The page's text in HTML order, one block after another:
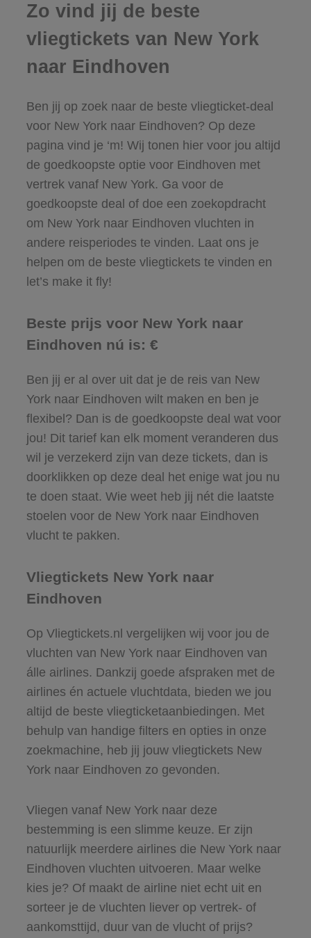
Zo vind jij de beste
vliegtickets van New York
naar Eindhoven
Ben jij op zoek naar de beste vliegticket-deal
voor New York naar Eindhoven? Op deze
pagina vind je ‘m! Wij tonen hier voor jou altijd
de goedkoopste optie voor Eindhoven met
vertrek vanaf New York. Ga voor de
goedkoopste deal of doe een zoekopdracht
om New York naar Eindhoven vluchten in
andere reisperiodes te vinden. Laat ons je
helpen om de beste vliegtickets te vinden en
let’s make it fly!
Beste prijs voor New York naar
Eindhoven nú is: €
Ben jij er al over uit dat je de reis van New
York naar Eindhoven wilt maken en ben je
flexibel? Dan is de goedkoopste deal wat voor
jou! Dit tarief kan elk moment veranderen dus
wil je verzekerd zijn van deze tickets, dan is
doorklikken op deze deal het enige wat jou nu
te doen staat. Wie weet heb jij nét die laatste
stoelen voor de New York naar Eindhoven
vlucht te pakken.
Vliegtickets New York naar
Eindhoven
Op Vliegtickets.nl vergelijken wij voor jou de
vluchten van New York naar Eindhoven van
álle airlines. Dankzij goede afspraken met de
airlines én actuele vluchtdata, bieden we jou
altijd de beste vliegticketaanbiedingen. Met
behulp van handige filters en opties in onze
zoekmachine, heb jij jouw vliegtickets New
York naar Eindhoven zo gevonden.
Vliegen vanaf New York naar deze
bestemming is een slimme keuze. Er zijn
natuurlijk meerdere airlines die New York naar
Eindhoven vluchten uitvoeren. Maar welke
kies je? Of maakt de airline niet echt uit en
sorteer je de vluchten liever op vertrek- of
aankomsttijd, duur van de vlucht of prijs?